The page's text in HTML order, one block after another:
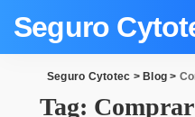
Seguro
Seguro Cytotec > Blog >
Tag: